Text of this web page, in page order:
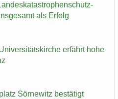
als Er­folg
er­fährt hohe
Sör­ne­witz be­stä­tigt